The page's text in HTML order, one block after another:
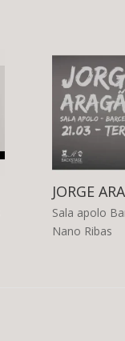
JORGE
Sala apolo
Nano Ribas